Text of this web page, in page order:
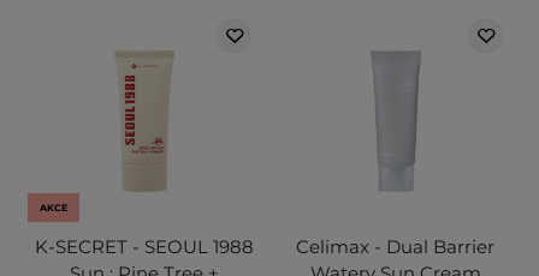
AKCE
K-SECRET - SEOUL 1988
Celimax - Dual Barrier